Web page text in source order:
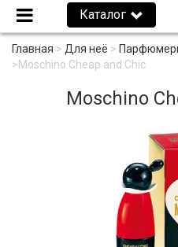
Каталог
Главная > Для неё >
>Moschino Cheap and Chic
Moschino